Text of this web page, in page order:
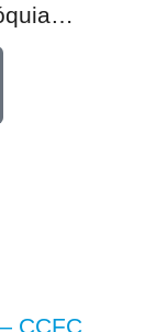
…
CCFC